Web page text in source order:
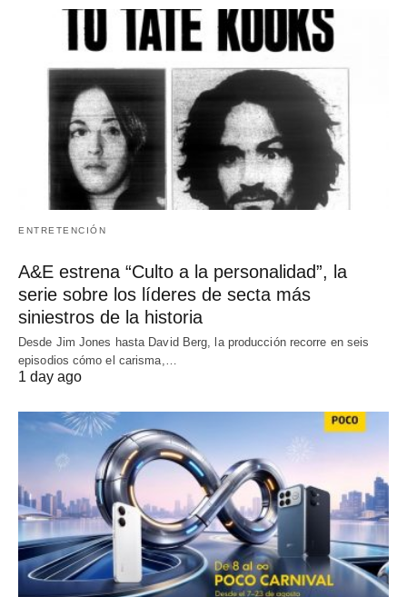
ENTRETENCIÓN
A&E estrena “Culto a la personalidad”, la
serie sobre los líderes de secta más
siniestros de la historia
Desde Jim Jones hasta David Berg, la producción recorre en seis
episodios cómo el carisma,…
1 day ago